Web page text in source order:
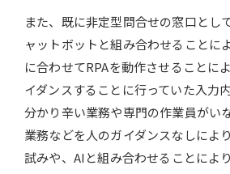
また、既に非定型問合せの窓口とし
ャットボットと組み合わせることに
に合わせてRPAを動作させることに
イダンスすることに行っていた入力
分かり辛い業務や専門の作業員がい
業務などを人のガイダンスなしによ
試みや、AIと組み合わせることによ